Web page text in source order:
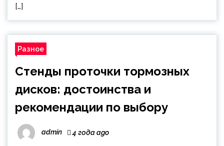
[…]
Разное
Cтенды проточки тормозных
дисков: достоинства и
рекомендации по выбору
admin 4 года ago